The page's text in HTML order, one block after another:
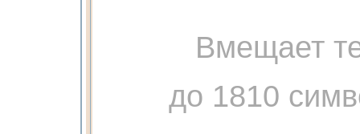
Вмещает
до 1810